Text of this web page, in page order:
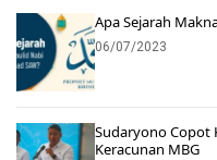
Apa Sejarah
06/07/2023
Sudaryono Copot
Keracunan MBG